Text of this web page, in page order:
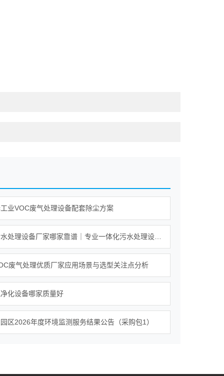
业VOC废气处理设备配套除尘方案
废气处理优质厂家应用场景与选型关注点分析
化设备哪家质量好
区2026年度环境监测服务结果公告（采购包1）